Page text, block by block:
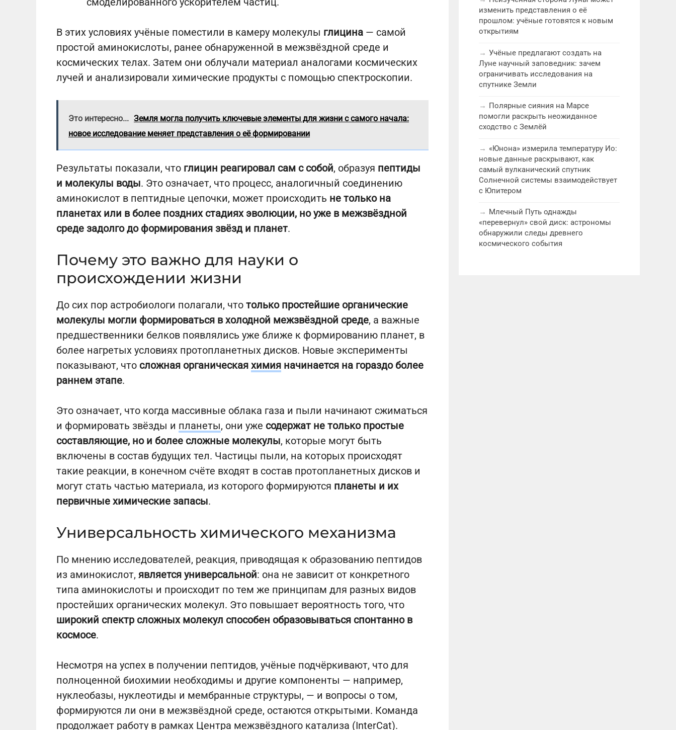
В этих условиях учёные поместили в камеру молекулы глицина — самой
простой аминокислоты, ранее обнаруженной в межзвёздной среде и
космических телах. Затем они облучали материал аналогами космических
лучей и анализировали химические продукты с помощью спектроскопии.
Это интересно... Земля могла получить ключевые элементы для жизни с самого начала:
новое исследование меняет представления о её формировании
Результаты показали, что глицин реагировал сам с собой, образуя пептиды
и молекулы воды. Это означает, что процесс, аналогичный соединению
аминокислот в пептидные цепочки, может происходить не только на
планетах или в более поздних стадиях эволюции, но уже в межзвёздной
среде задолго до формирования звёзд и планет.
Почему это важно для науки о
происхождении жизни
До сих пор астробиологи полагали, что только простейшие органические
молекулы могли формироваться в холодной межзвёздной среде, а важные
предшественники белков появлялись уже ближе к формированию планет, в
более нагретых условиях протопланетных дисков. Новые эксперименты
показывают, что сложная органическая химия начинается на гораздо более
раннем этапе.
Это означает, что когда массивные облака газа и пыли начинают сжиматься
и формировать звёзды и планеты, они уже содержат не только простые
составляющие, но и более сложные молекулы, которые могут быть
включены в состав будущих тел. Частицы пыли, на которых происходят
такие реакции, в конечном счёте входят в состав протопланетных дисков и
могут стать частью материала, из которого формируются планеты и их
первичные химические запасы.
Универсальность химического механизма
По мнению исследователей, реакция, приводящая к образованию пептидов
из аминокислот, является универсальной: она не зависит от конкретного
типа аминокислоты и происходит по тем же принципам для разных видов
простейших органических молекул. Это повышает вероятность того, что
широкий спектр сложных молекул способен образовываться спонтанно в
космосе.
Несмотря на успех в получении пептидов, учёные подчёркивают, что для
полноценной биохимии необходимы и другие компоненты — например,
нуклеобазы, нуклеотиды и мембранные структуры, — и вопросы о том,
формируются ли они в межзвёздной среде, остаются открытыми. Команда
продолжает работу в рамках Центра межзвёздного катализа (InterCat).
изменить представления о её
прошлом: учёные готовятся к новым
открытиям
Учёные предлагают создать на
Луне научный заповедник: зачем
ограничивать исследования на
спутнике Земли
Полярные сияния на Марсе
помогли раскрыть неожиданное
сходство с Землёй
«Юнона» измерила температуру Ио:
новые данные раскрывают, как
самый вулканический спутник
Солнечной системы взаимодействует
с Юпитером
Млечный Путь однажды
«перевернул» свой диск: астрономы
обнаружили следы древнего
космического события